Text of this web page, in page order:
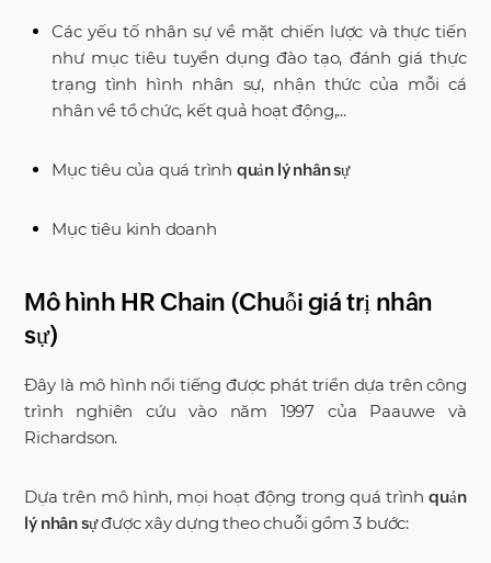
Các yếu tố nhân sự về mặt chiến lược và thực tiến
như mục tiêu tuyển dụng đào tạo, đánh giá thực
trạng tình hình nhân sự, nhận thức của mỗi cá
nhân về tổ chức, kết quả hoạt động,...
Mục tiêu của quá trình quản lý nhân sự
Mục tiêu kinh doanh
Mô hình HR Chain (Chuỗi giá trị nhân
sự)
Đây là mô hình nổi tiếng được phát triển dựa trên công
trình nghiên cứu vào năm 1997 của Paauwe và
Richardson.
Dựa trên mô hình, mọi hoạt động trong quá trìnhquản
lý nhân sựđược xây dựng theo chuỗi gồm 3 bước: